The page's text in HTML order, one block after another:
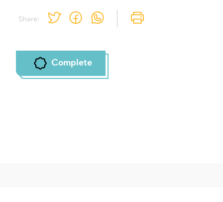
Share:
Complete